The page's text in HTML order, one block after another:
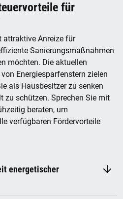
für
attraktive Anreize für
Sanierungsmaßnahmen
möchten. Die aktuellen
Energiesparfenstern zielen
als Hausbesitzer zu senken
zu schützen. Sprechen Sie mit
beraten, um
verfügbaren Fördervorteile
energetischer